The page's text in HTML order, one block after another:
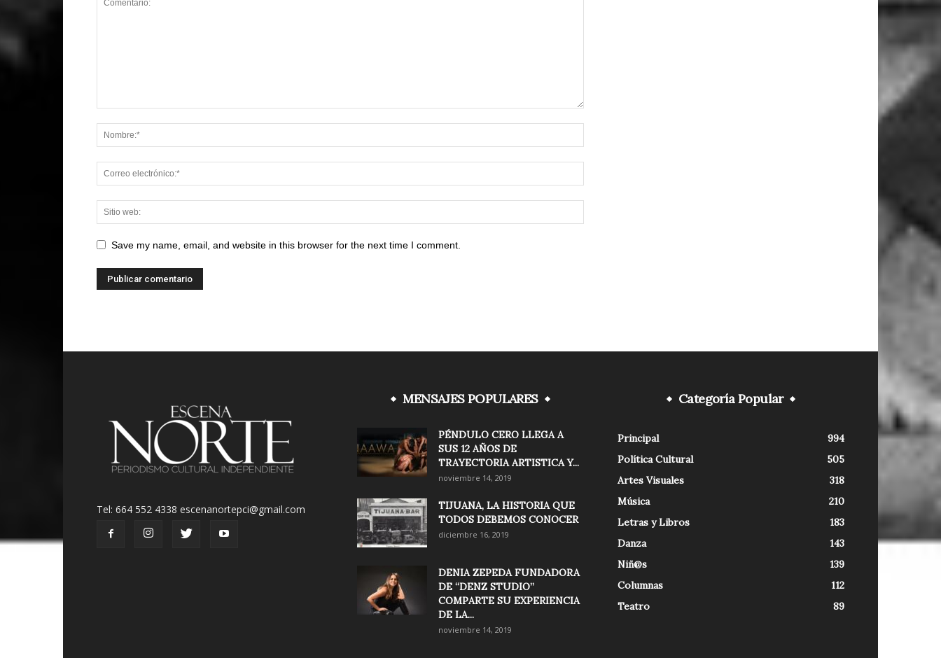
Save my name, email, and website in this browser for the next time I comment.
Tel: 664 552 4338 escenanortepci@gmail.com
MENSAJES POPULARES
PÉNDULO CERO LLEGA A
SUS 12 AÑOS DE
TRAYECTORIA ARTISTICA Y...
noviembre 14, 2019
TIJUANA, LA HISTORIA QUE
TODOS DEBEMOS CONOCER
diciembre 16, 2019
DENIA ZEPEDA FUNDADORA
DE “DENZ STUDIO”
COMPARTE SU EXPERIENCIA
DE LA...
noviembre 14, 2019
Categoría Popular
Principal
994
Política Cultural
505
Artes Visuales
318
Música
210
Letras y Libros
183
Danza
143
Niñ@s
139
Columnas
112
Teatro
89